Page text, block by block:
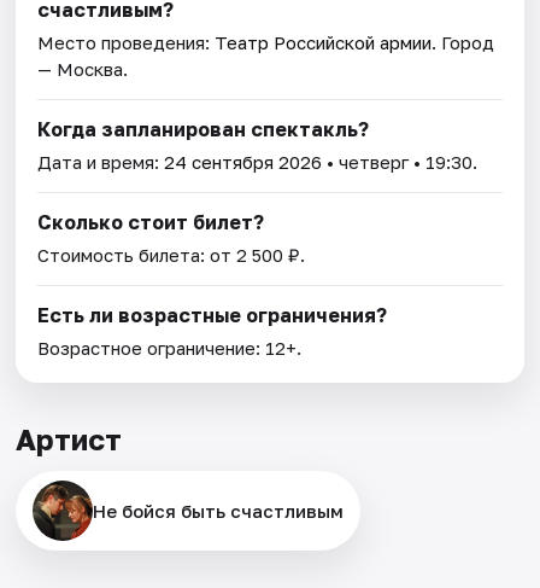
счастливым?
Место проведения: Театр Российской армии. Город
— Москва.
Когда запланирован спектакль?
Дата и время:24 сентября 2026 • четверг • 19:30.
Сколько стоит билет?
Стоимость билета: от 2 500 ₽.
Есть ли возрастные ограничения?
Возрастное ограничение: 12+.
Артист
Не бойся быть счастливым